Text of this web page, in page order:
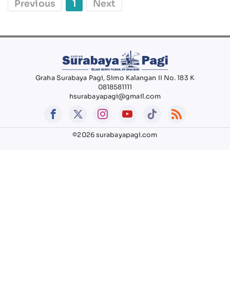
Previous 1 Next
Graha Surabaya Pagi, Simo Kalangan II No. 183 K
0818581111
hsurabayapagi@gmail.com
©2026 surabayapagi.com